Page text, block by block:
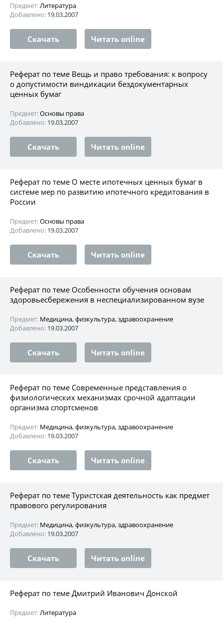
Предмет:Литература
Добавлено: 19.03.2007
Скачать Читать online
Реферат по теме Вещь и право требования: к вопросу
о допустимости виндикации бездокументарных
ценных бумаг
Предмет:Основы права
Добавлено: 19.03.2007
Скачать Читать online
Реферат по теме О месте ипотечных ценных бумаг в
системе мер по развитию ипотечного кредитования в
России
Предмет:Основы права
Добавлено: 19.03.2007
Скачать Читать online
Реферат по теме Особенности обучения основам
здоровьесбережения в неспециализированном вузе
Предмет: Медицина, физкультура, здравоохранение
Добавлено: 19.03.2007
Скачать Читать online
Реферат по теме Современные представления о
физиологических механизмах срочной адаптации
организма спортсменов
Предмет: Медицина, физкультура, здравоохранение
Добавлено: 19.03.2007
Скачать Читать online
Реферат по теме Туристская деятельность как предмет
правового регулирования
Предмет: Медицина, физкультура, здравоохранение
Добавлено: 19.03.2007
Скачать Читать online
Реферат по теме Дмитрий Иванович Донской
Предмет:Литература